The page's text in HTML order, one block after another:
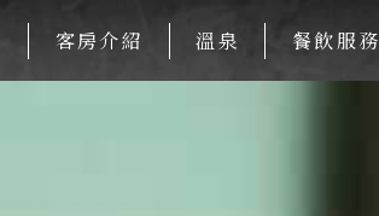
客房介紹 溫泉 餐飲服務